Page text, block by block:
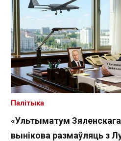
«Ультыматум
вынікова размаўляць з
Палітыка